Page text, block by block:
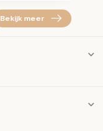
Bekijk meer